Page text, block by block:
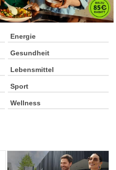
Energie
Gesundheit
Lebensmittel
Sport
Wellness